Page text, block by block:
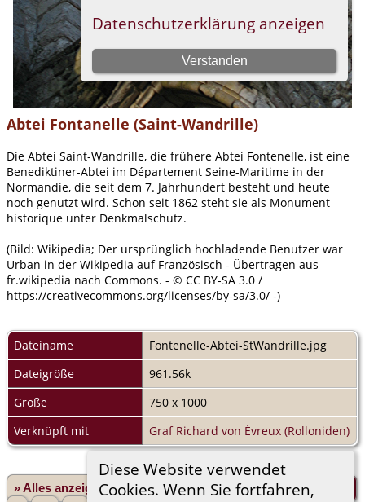
Diese Website verwendet
Cookies. Wenn Sie fortfahren,
Abtei Fontanelle (Saint-Wandrille)
Die Abtei Saint-Wandrille, die frühere Abtei Fontenelle, ist eine
Benediktiner-Abtei im Département Seine-Maritime in der
Normandie, die seit dem 7. Jahrhundert besteht und heute
noch genutzt wird. Schon seit 1862 steht sie als Monument
historique unter Denkmalschutz.
(Bild: Wikipedia; Der ursprünglich hochladende Benutzer war
Urban in der Wikipedia auf Französisch - Übertragen aus
fr.wikipedia nach Commons. - © CC BY-SA 3.0 /
https://creativecommons.org/licenses/by-sa/3.0/ -)
Dateiname
Fontenelle-Abtei-StWandrille.jpg
Dateigröße
961.56k
Größe
750 x 1000
Verknüpft mit
Graf Richard von Évreux (Rolloniden)
» Alles anzeigen «Zurück «1 ... 4 5 6